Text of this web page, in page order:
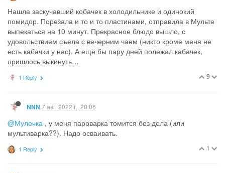
Нашла заскучавший кобачек в холодильнике и одинокий
помидор. Порезала и то и то пластинами, отправила в Мульте
выпекаться на 10 минут. Прекрасное блюдо вышло, с
удовольствием съела с вечерним чаем (никто кроме меня не
есть кабачки у нас). А ещё бы пару дней полежал кабачек,
пришлось выкинуть…
9
1 Reply
NNN 7 авг. 2022 г., 20:06
@Мулечка , у меня пароварка томится без дела (или
мультиварка??). Надо осваивать.
1
1 Reply